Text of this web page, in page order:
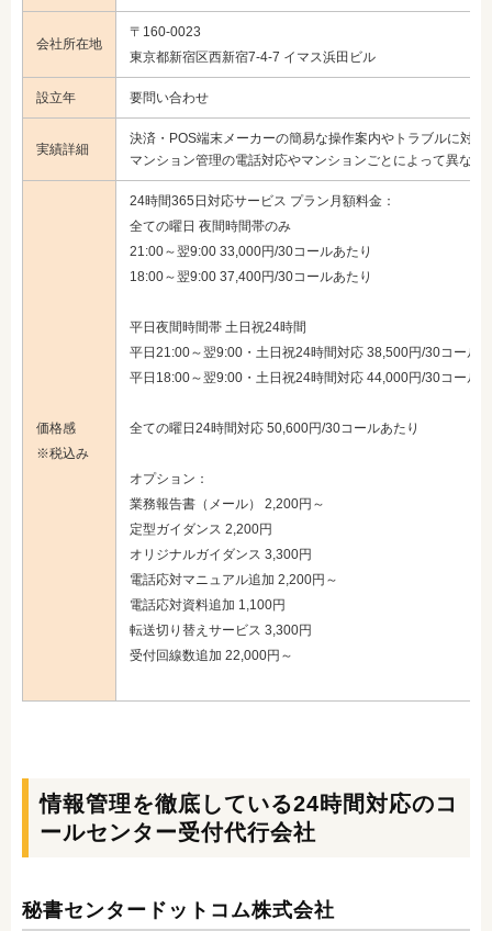
会社所在地
〒160-0023
東京都新宿区西新宿7-4-7 イマス浜田ビル
設立年 要問い合わせ
実績詳細
決済・POS端末メーカーの簡易な操作案内やトラブルに対す
マンション管理の電話対応やマンションごとによって異なる
価格感
※税込み
24時間365日対応サービス プラン月額料金：
全ての曜日 夜間時間帯のみ
21:00～翌9:00 33,000円/30コールあたり
18:00～翌9:00 37,400円/30コールあたり
平日夜間時間帯 土日祝24時間
平日21:00～翌9:00・土日祝24時間対応 38,500円/30コール
平日18:00～翌9:00・土日祝24時間対応 44,000円/30コール
全ての曜日24時間対応 50,600円/30コールあたり
オプション：
業務報告書（メール） 2,200円～
定型ガイダンス 2,200円
オリジナルガイダンス 3,300円
電話応対マニュアル追加 2,200円～
電話応対資料追加 1,100円
転送切り替えサービス 3,300円
受付回線数追加 22,000円～
情報管理を徹底している24時間対応のコ
ールセンター受付代行会社
秘書センタードットコム株式会社